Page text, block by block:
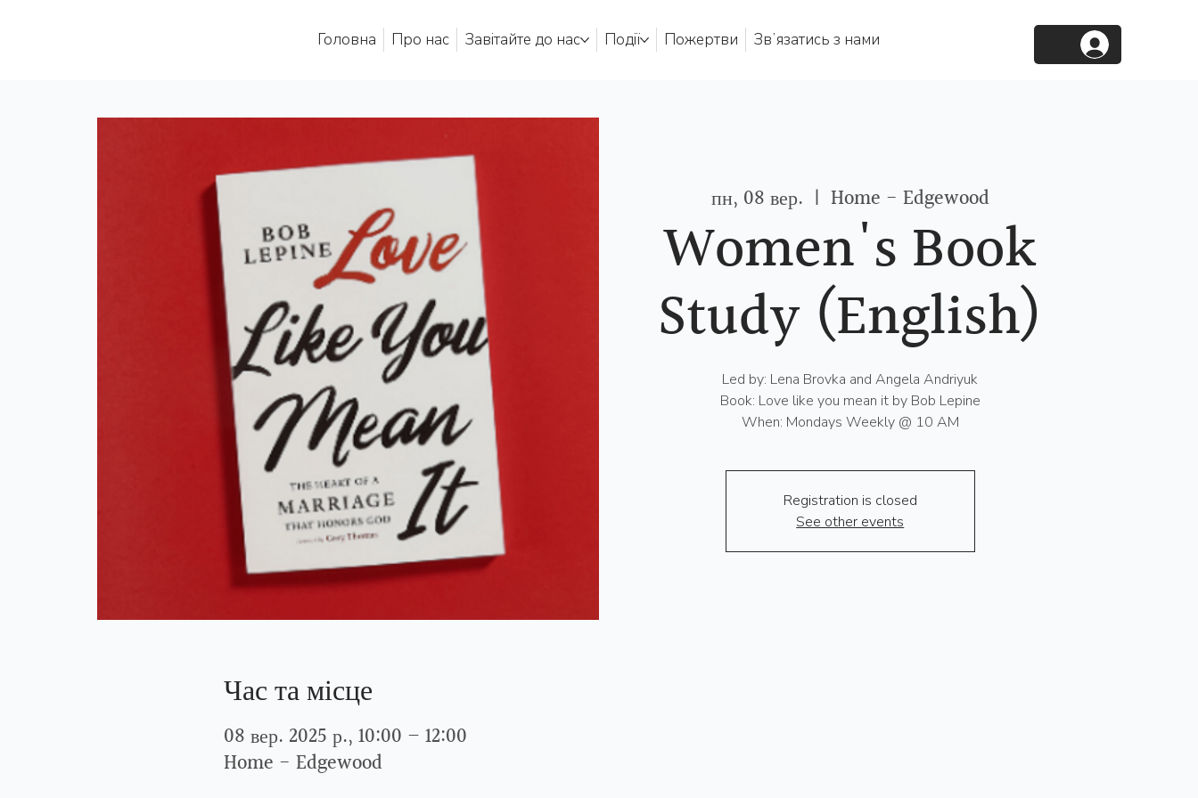
Головна Про нас Завітайте до нас Події Пожертви Звʼязатись з нами
пн, 08 вер.
  |
Home - Edgewood
Women's Book
Study (English)
Led by: Lena Brovka and Angela Andriyuk
Book: Love like you mean it by Bob Lepine
When: Mondays Weekly @ 10 AM
Registration is closed
See other events
Час та місце
08 вер. 2025 р., 10:00 – 12:00
Home - Edgewood